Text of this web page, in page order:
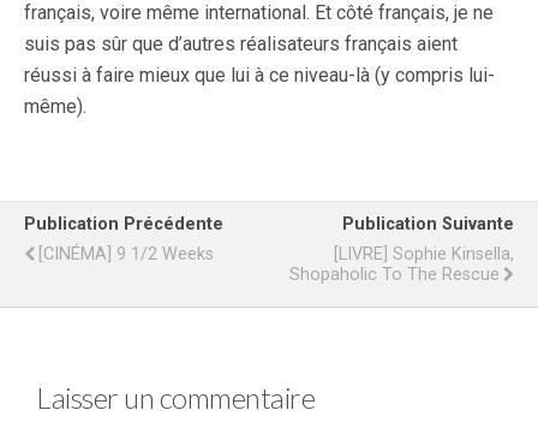
français, voire même international. Et côté français, je ne
suis pas sûr que d’autres réalisateurs français aient
réussi à faire mieux que lui à ce niveau-là (y compris lui-
même).
Publication Précédente
[CINÉMA] 9 1/2 Weeks
Publication Suivante
[LIVRE] Sophie Kinsella,
Shopaholic To The Rescue
Laisser un commentaire